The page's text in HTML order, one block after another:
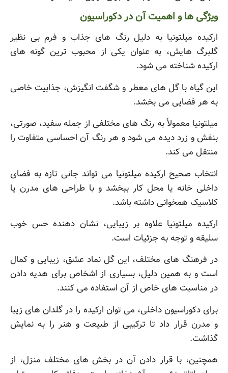
ویژگی ها و اهمیت آن در دکوراسیون
ارکیده میلتونیا به دلیل رنگ های جذاب و فرم بی نظیر
گلبرگ هایش، به عنوان یکی از محبوب ترین گونه های
ارکیده شناخته می شود.
این گیاه با گل های معطر و شگفت انگیزش، جذابیت خاصی
به هر فضایی می بخشد.
میلتونیا معمولاً به رنگ های مختلفی از جمله سفید، صورتی،
بنفش و زرد دیده می شود و هر رنگ آن احساسی متفاوت را
منتقل می کند.
انتخاب صحیح ارکیده میلتونیا می تواند جانی تازه به فضای
داخلی خانه یا محل کار ببخشد و با طراحی های مدرن یا
کلاسیک همخوانی داشته باشد.
ارکیده میلتونیا علاوه بر زیبایی، نشان دهنده حس خوب
سلیقه و توجه به جزئیات است.
در فرهنگ های مختلف، این گل نماد عشق، زیبایی و کمال
است و به همین دلیل، بسیاری از اشخاص برای هدیه دادن
در مناسبت های خاص از آن استفاده می کنند.
برای دکوراسیون داخلی، می توان ارکیده را در گلدان های زیبا
و مدرن قرار داد تا ترکیبی از طبیعت و هنر را به نمایش
گذاشت.
همچنین، با قرار دادن آن در بخش های مختلف منزل، از